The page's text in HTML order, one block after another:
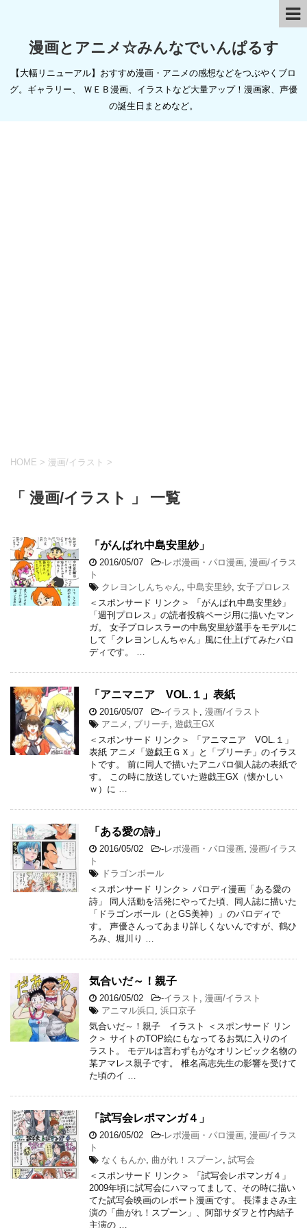
漫画とアニメ☆みんなでいんぱるす
【大幅リニューアル】おすすめ漫画・アニメの感想などをつぶやくブロ
グ。ギャラリー、 ＷＥＢ漫画、イラストなど大量アップ！漫画家、声優
の誕生日まとめなど。
HOME > 漫画/イラスト >
「 漫画/イラスト 」 一覧
「がんばれ中島安里紗」
2016/05/07 -レポ漫画・パロ漫画 漫画/イラス
ト
クレヨンしんちゃん 中島安里紗 女子プロレス
＜スポンサード リンク＞ 「がんばれ中島安里紗」
「週刊プロレス」の読者投稿ページ用に描いたマン
ガ。 女子プロレスラーの中島安里紗選手をモデルに
して「クレヨンしんちゃん」風に仕上げてみたパロ
ディです。 …
「アニマニア VOL.１」表紙
2016/05/07 -イラスト
漫画/イラスト
アニメ
ブリーチ 遊戯王GX
＜スポンサード リンク＞ 「アニマニア VOL.１」
表紙 アニメ「遊戯王ＧＸ」と「ブリーチ」のイラス
トです。 前に同人で描いたアニパロ個人誌の表紙で
す。 この時に放送していた遊戯王GX（懐かしい
ｗ）に …
「ある愛の詩」
2016/05/02 -レポ漫画・パロ漫画 漫画/イラス
ト
ドラゴンボール
＜スポンサード リンク＞ パロディ漫画「ある愛の
詩」 同人活動を活発にやってた頃、同人誌に描いた
「ドラゴンボール（とGS美神）」のパロディで
す。 声優さんってあまり詳しくないんですが、鶴ひ
ろみ、堀川り …
気合いだ～！親子
2016/05/02 -イラスト
漫画/イラスト
アニマル浜口
浜口京子
気合いだ～！親子 イラスト ＜スポンサード リン
ク＞ サイトのTOP絵にもなってるお気に入りのイ
ラスト。 モデルは言わずもがなオリンピック名物の
某アマレス親子です。 椎名高志先生の影響を受けて
た頃のイ …
「試写会レポマンガ４」
2016/05/02 -レポ漫画・パロ漫画 漫画/イラス
ト
なくもんか 曲がれ！スプーン 試写会
＜スポンサード リンク＞ 「試写会レポマンガ４」
2009年頃に試写会にハマってまして、その時に描い
てた試写会映画のレポート漫画です。 長澤まさみ主
演の「曲がれ！スプーン」、阿部サダヲと竹内結子
主演の …